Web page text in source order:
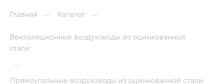
Главная — Каталог —
Вентиляционные воздуховоды из оцинкованной
стали
—
Прямоугольные воздуховоды из оцинкованной стали